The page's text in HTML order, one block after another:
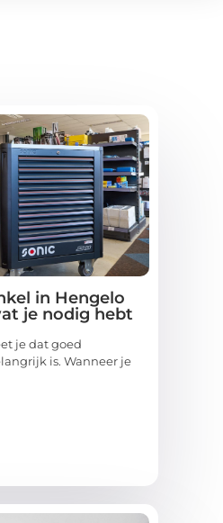
in Hengelo
je nodig hebt
je dat goed
is. Wanneer je